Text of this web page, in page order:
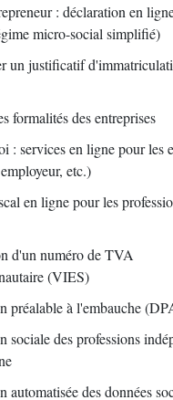
: déclaration en
micro-social simplifié)
un justificatif
formalités des entreprises
: services en ligne pour les
etc.)
en ligne pour les
d'un numéro de TVA
(VIES)
préalable à l'embauche
sociale des professions
automatisée des données